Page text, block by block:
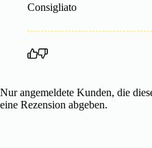
Consigliato
Nur angemeldete Kunden, die
eine Rezension abgeben.